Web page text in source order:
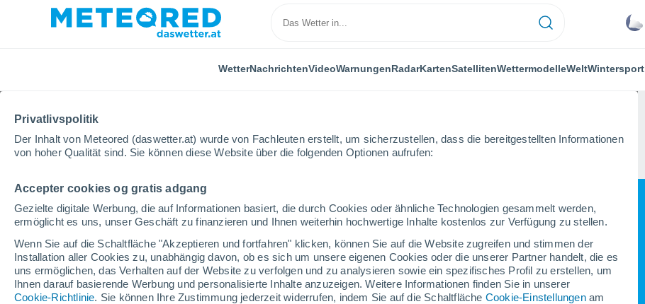
Privatlivspolitik
Der Inhalt von Meteored (daswetter.at) wurde von Fachleuten erstellt, um sicherzustellen, dass die bereitgestellten Informationen
von hoher Qualität sind. Sie können diese Website über die folgenden Optionen aufrufen:
Accepter cookies og gratis adgang
Gezielte digitale Werbung, die auf Informationen basiert, die durch Cookies oder ähnliche Technologien gesammelt werden,
ermöglicht es uns, unser Geschäft zu finanzieren und Ihnen weiterhin hochwertige Inhalte kostenlos zur Verfügung zu stellen.
Wenn Sie auf die Schaltfläche "Akzeptieren und fortfahren" klicken, können Sie auf die Website zugreifen und stimmen der
Installation aller Cookies zu, unabhängig davon, ob es sich um unsere eigenen Cookies oder die unserer Partner handelt, die es
uns ermöglichen, das Verhalten auf der Website zu verfolgen und zu analysieren sowie ein spezifisches Profil zu erstellen, um
Ihnen darauf basierende Werbung und personalisierte Inhalte anzuzeigen. Weitere Informationen finden Sie in unserer
Cookie-Richtlinie. Sie können Ihre Zustimmung jederzeit widerrufen, indem Sie auf die Schaltfläche Cookie-Einstellungenam
WetterNachrichtenVideoWarnungenRadarKartenSatellitenWettermodelleWeltWintersport
Home Wettermodelle Wettermodelle USA - ECMWF USA
Nummerische Vorhersagemodelle
LUFT. | W > 10 |
BEW. | NIED. 6H |
NIEDERSCH.
AKKUMULIERTE
N SCHNEE
TEMPERATU
R 2M
GEOP. 850 HPA |
TEMP.
GEOP. 500 HPA |
DRUCK | TEMP.
WIND 10M |